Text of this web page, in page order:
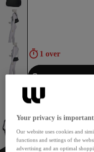
1 over
Aan
Verdien 176
Direct
Your privacy is
Our website uses cookies and
functions and settings of the
advertising and an optimal